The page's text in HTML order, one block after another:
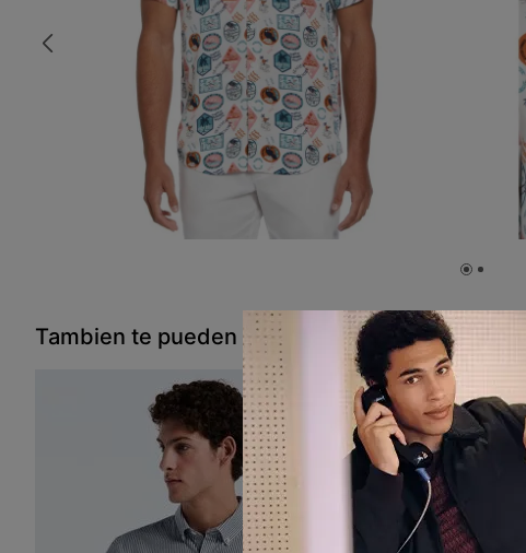
Tambien te pueden interesar